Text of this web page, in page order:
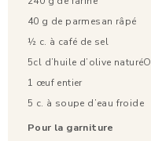
40 g de parmesan râpé
½ c. à café de sel
5cl d’huile d’olive naturéO
1 œuf entier
5 c. à soupe d’eau froide
Pour la garniture